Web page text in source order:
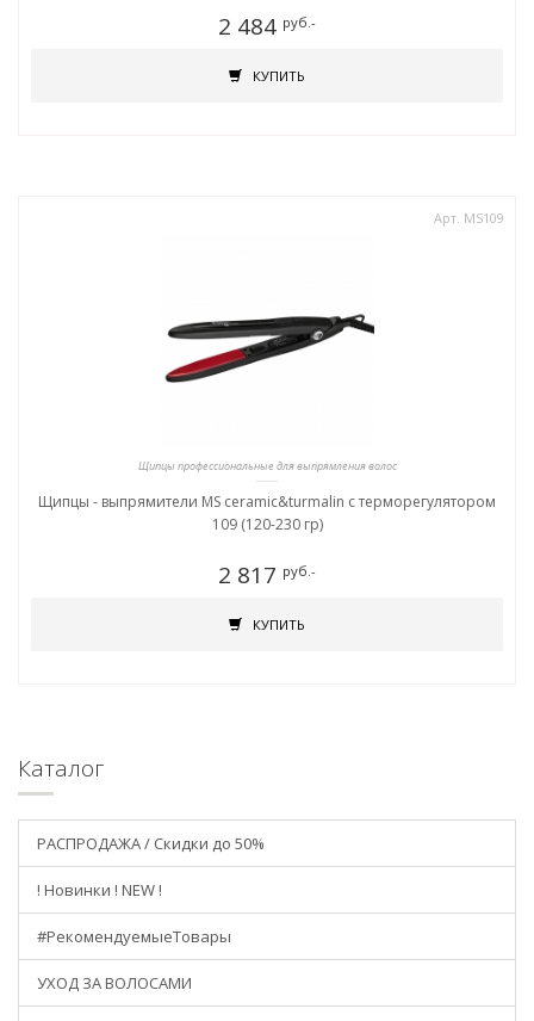
2 484 руб.-
КУПИТЬ
Арт. MS109
Щипцы профессиональные для выпрямления волос
Щипцы - выпрямители MS ceramic&turmalin c терморегулятором
109 (120-230 гр)
2 817 руб.-
КУПИТЬ
Каталог
РАСПРОДАЖА / Скидки до 50%
! Новинки ! NEW !
#РекомендуемыеТовары
УХОД ЗА ВОЛОСАМИ